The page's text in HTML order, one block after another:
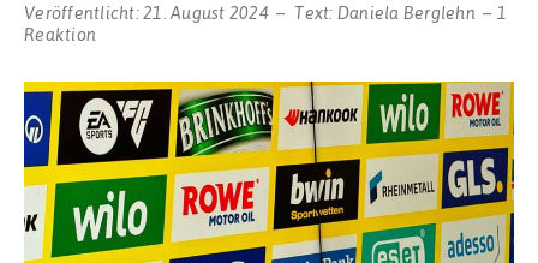
Veröffentlicht:21. August 2024 Text: Daniela Berglehn
1
Reaktion